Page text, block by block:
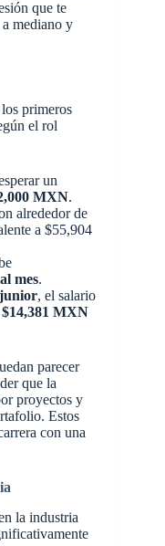
que te
mediano y
primeros
el rol
un
MXN.
alrededor de
a $55,904
mes.
, el salario
$14,381 MXN
parecer
que la
proyectos y
Estos
con una
la industria